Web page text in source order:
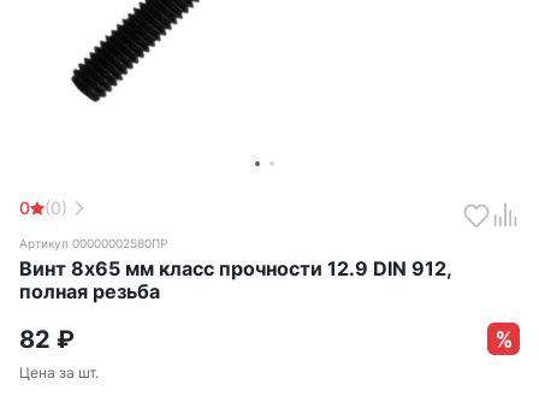
0 (0)
Артикул 00000002580ПР
Винт 8х65 мм класс прочности 12.9 DIN 912,
полная резьба
82 ₽
Цена за шт.